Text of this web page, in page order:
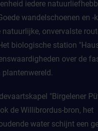
iedere
wandelschoenen en -
natuurlijke, onvervalste
biologische station
over de
plantenwereld.
"Birgelener
de Willibrordus-bron, het
water schijnt een